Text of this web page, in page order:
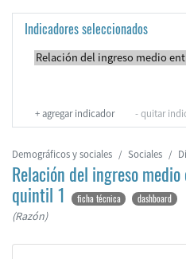
Indicadores seleccionados
+agregar indicador -quitar
Demográficos y sociales Sociales
Relación del ingreso
quintil 1
ficha técnica dashboard
(Razón)